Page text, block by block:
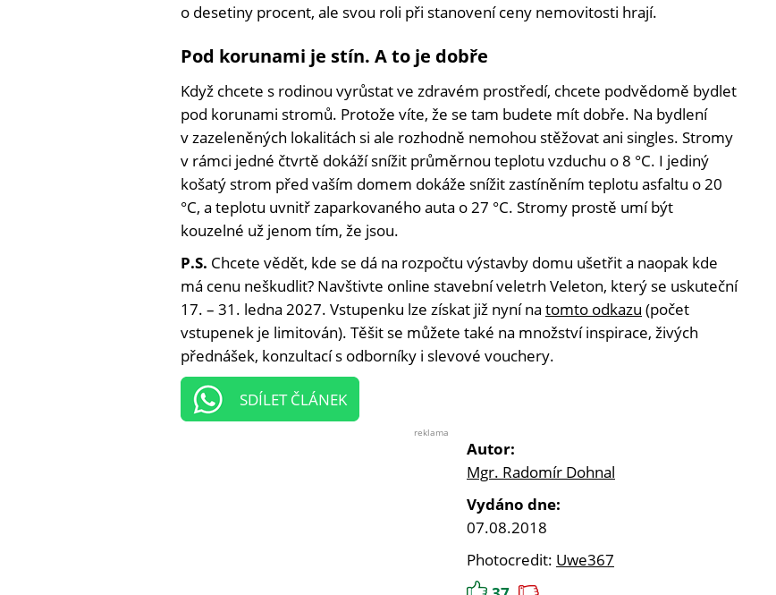
o desetiny procent, ale svou roli při stanovení ceny nemovitosti hrají.
Pod korunami je stín. A to je dobře
Když chcete s rodinou vyrůstat ve zdravém prostředí, chcete podvědomě bydlet
pod korunami stromů. Protože víte, že se tam budete mít dobře. Na bydlení
v zazeleněných lokalitách si ale rozhodně nemohou stěžovat ani singles. Stromy
v rámci jedné čtvrtě dokáží snížit průměrnou teplotu vzduchu o 8 °C. I jediný
košatý strom před vaším domem dokáže snížit zastíněním teplotu asfaltu o 20
°C, a teplotu uvnitř zaparkovaného auta o 27 °C. Stromy prostě umí být
kouzelné už jenom tím, že jsou.
P.S. Chcete vědět, kde se dá na rozpočtu výstavby domu ušetřit a naopak kde
má cenu neškudlit? Navštivte online stavební veletrh Veleton, který se uskuteční
17. – 31. ledna 2027. Vstupenku lze získat již nyní na tomto odkazu (počet
vstupenek je limitován). Těšit se můžete také na množství inspirace, živých
přednášek, konzultací s odborníky i slevové vouchery.
SDÍLET ČLÁNEK
reklama
Autor:
Mgr. Radomír Dohnal
Vydáno dne:
07.08.2018
Photocredit: Uwe367